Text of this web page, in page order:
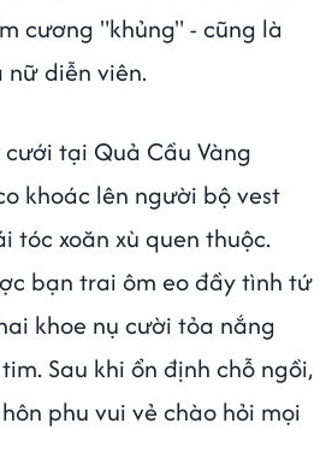
cương "khủng" - cũng là
nữ diễn viên.
tại Quả Cầu Vàng
khoác lên người bộ vest
tóc xoăn xù quen thuộc.
bạn trai ôm eo đầy tình tứ
khoe nụ cười tỏa nắng
Sau khi ổn định chỗ ngồi,
phu vui vẻ chào hỏi mọi